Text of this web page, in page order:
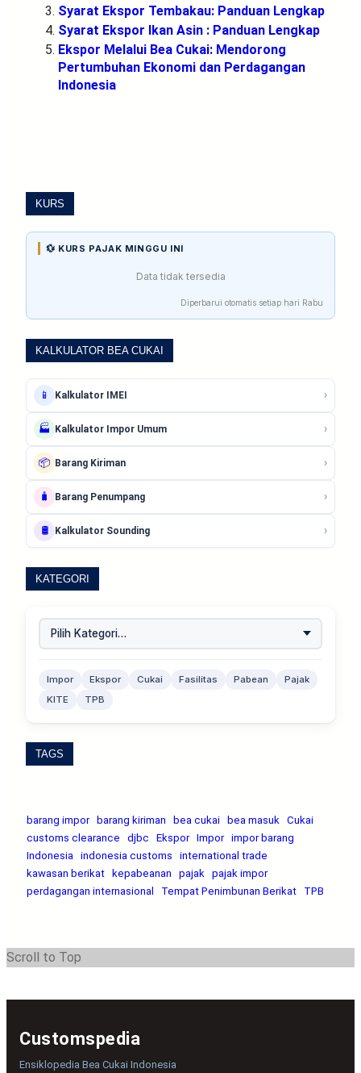
Syarat Ekspor Tembakau: Panduan Lengkap
Syarat Ekspor Ikan Asin : Panduan Lengkap
Ekspor Melalui Bea Cukai: Mendorong
Pertumbuhan Ekonomi dan Perdagangan
Indonesia
KURS
💱 KURS PAJAK MINGGU INI
Data tidak tersedia
Diperbarui otomatis setiap hari Rabu
KALKULATOR BEA CUKAI
📱 Kalkulator IMEI ›
🏭 Kalkulator Impor Umum ›
📦 Barang Kiriman ›
🧳 Barang Penumpang ›
🛢️ Kalkulator Sounding ›
KATEGORI
Impor Ekspor Cukai Fasilitas Pabean
Pajak
KITE
TPB
TAGS
barang impor barang kiriman bea cukai bea masuk
Cukai
customs clearance
djbc Ekspor Impor impor barang
Indonesia
indonesia customs
international trade
kawasan berikat
kepabeanan pajak
pajak impor
perdagangan internasional
Tempat Penimbunan Berikat TPB
Scroll to Top
Customspedia
Ensiklopedia Bea Cukai Indonesia